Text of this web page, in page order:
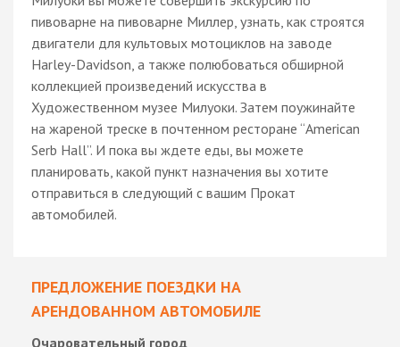
пивоварне на пивоварне Миллер, узнать, как строятся
двигатели для культовых мотоциклов на заводе
Harley-Davidson, а также полюбоваться обширной
коллекцией произведений искусства в
Художественном музее Милуоки. Затем поужинайте
на жареной треске в почтенном ресторане “American
Serb Hall”. И пока вы ждете еды, вы можете
планировать, какой пункт назначения вы хотите
отправиться в следующий с вашим Прокат
автомобилей.
ПРЕДЛОЖЕНИЕ ПОЕЗДКИ НА
АРЕНДОВАННОМ АВТОМОБИЛЕ
Очаровательный город